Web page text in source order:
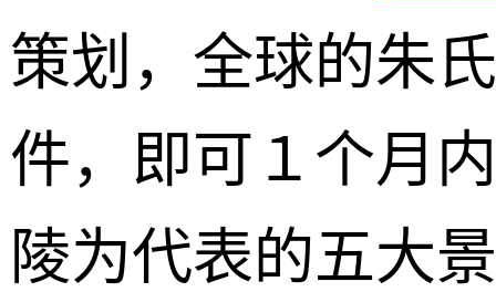
策划，全球的朱
件，即可１个月
陵为代表的五大